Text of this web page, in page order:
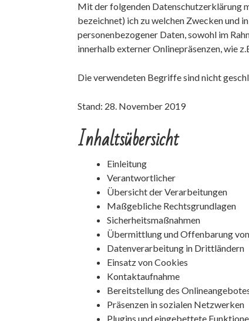
Mit der folgenden Datenschutzerklärung
bezeichnet) ich zu welchen Zwecken und
personenbezogener Daten, sowohl im
innerhalb externer Onlinepräsenzen, wie
Die verwendeten Begriffe sind nicht
Stand: 28. November 2019
Inhaltsübersicht
Einleitung
Verantwortlicher
Übersicht der Verarbeitungen
Maßgebliche Rechtsgrundlagen
Sicherheitsmaßnahmen
Übermittlung und Offenbarung
Datenverarbeitung in Drittländern
Einsatz von Cookies
Kontaktaufnahme
Bereitstellung des
Präsenzen in sozialen Netzwerken
Plugins und eingebettete